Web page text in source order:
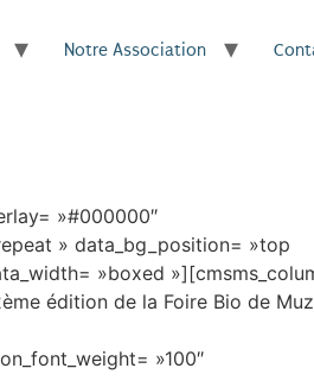
Notre Association
»#000000″
» data_bg_position= »top
»boxed
édition de la Foire Bio de
»100″